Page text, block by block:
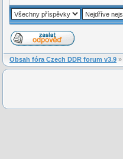
Obsah fóra Czech DDR forum v3.9 »